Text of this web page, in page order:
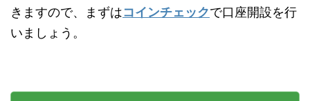
きますので、まずはコインチェックで口座開設を行
いましょう。